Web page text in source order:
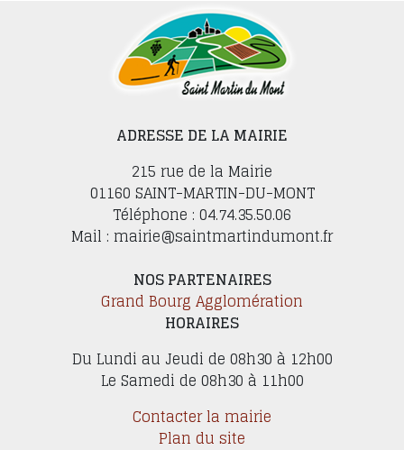
ADRESSE DE LA MAIRIE
215 rue de la Mairie
01160 SAINT-MARTIN-DU-MONT
Téléphone : 04.74.35.50.06
Mail : mairie@saintmartindumont.fr
NOS PARTENAIRES
Grand Bourg Agglomération
HORAIRES
Du Lundi au Jeudi de 08h30 à 12h00
Le Samedi de 08h30 à 11h00
Contacter la mairie
Plan du site